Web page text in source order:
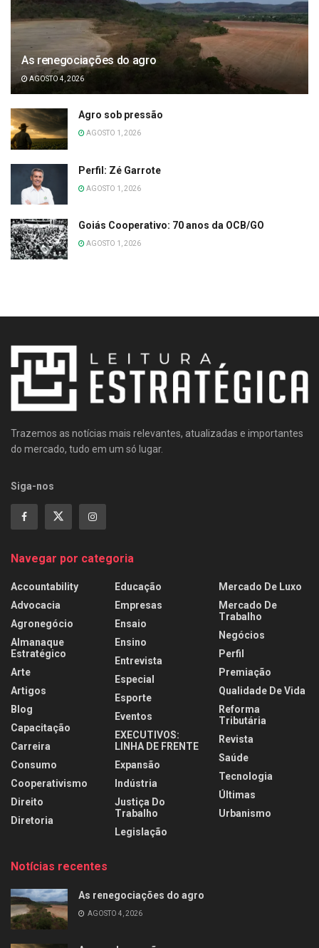
As renegociações do agro
AGOSTO 4, 2026
Agro sob pressão
AGOSTO 1, 2026
Perfil: Zé Garrote
AGOSTO 1, 2026
Goiás Cooperativo: 70 anos da OCB/GO
AGOSTO 1, 2026
Trazemos as notícias mais relevantes, atualizadas e importantes
do mercado, tudo em um só lugar.
Siga-nos
Navegar por categoria
Accountability
Advocacia
Agronegócio
Almanaque
Estratégico
Arte
Artigos
Blog
Capacitação
Carreira
Consumo
Cooperativismo
Direito
Diretoria
Educação
Empresas
Ensaio
Ensino
Entrevista
Especial
Esporte
Eventos
EXECUTIVOS:
LINHA DE FRENTE
Expansão
Indústria
Justiça Do
Trabalho
Legislação
Mercado De Luxo
Mercado De
Trabalho
Negócios
Perfil
Premiação
Qualidade De Vida
Reforma
Tributária
Revista
Saúde
Tecnologia
Últimas
Urbanismo
Notícias recentes
As renegociações do agro
AGOSTO 4, 2026